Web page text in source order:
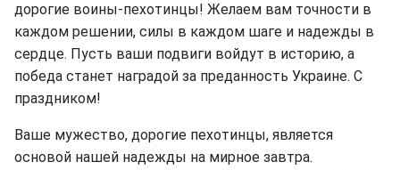
дорогие воины-пехотинцы! Желаем вам точности в
каждом решении, силы в каждом шаге и надежды в
сердце. Пусть ваши подвиги войдут в историю, а
победа станет наградой за преданность Украине. С
праздником!
Ваше мужество, дорогие пехотинцы, является
основой нашей надежды на мирное завтра.